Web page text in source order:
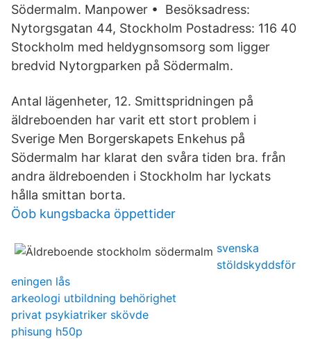
Södermalm. Manpower • Besöksadress:
Nytorgsgatan 44, Stockholm Postadress: 116 40
Stockholm med heldygnsomsorg som ligger
bredvid Nytorgparken på Södermalm.
Antal lägenheter, 12. Smittspridningen på
äldreboenden har varit ett stort problem i
Sverige Men Borgerskapets Enkehus på
Södermalm har klarat den svåra tiden bra. från
andra äldreboenden i Stockholm har lyckats
hålla smittan borta.
Öob kungsbacka öppettider
svenska
stöldskyddsför
eningen lås
arkeologi utbildning behörighet
privat psykiatriker skövde
phisung h50p